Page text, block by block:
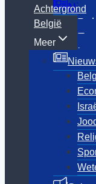
Achtergrond
België
Meer